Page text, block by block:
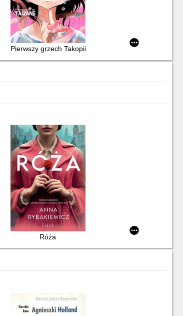
Pierwszy grzech Takopiiego
Róża